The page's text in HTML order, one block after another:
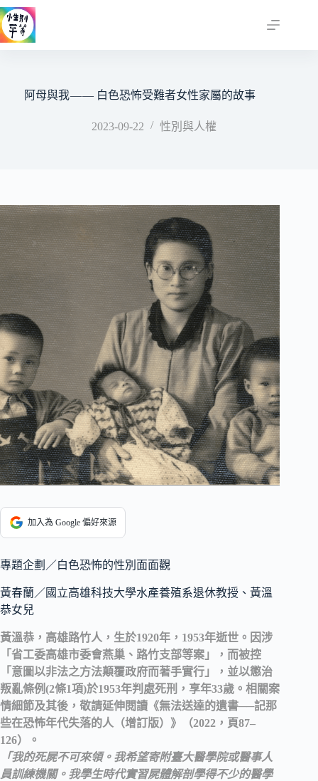
跳
至
主
阿母與我 — — 白色恐怖受難者女性家屬的故事
2023-09-22 性別與人權
加入為 Google 偏好來源
專題企劃／白色恐怖的性別面面觀
黃春蘭／國立高雄科技大學水產養殖系退休教授、黃溫
恭女兒
黃溫恭，高雄路竹人，生於1920年，1953年逝世。因涉
「省工委高雄市委會燕巢、路竹支部等案」，而被控
「意圖以非法之方法顛覆政府而著手實行」，並以懲治
叛亂條例(2條1項)於1953年判處死刑，享年33歲。相關案
情細節及其後，敬請延伸閱讀《無法送達的遺書──記那
些在恐怖年代失落的人（增訂版）》（2022，頁87–
126）。
「我的死屍不可來領。我希望寄附臺大醫學院或醫事人
員訓練機關。我學生時代實習屍體解剖學得不少的醫學